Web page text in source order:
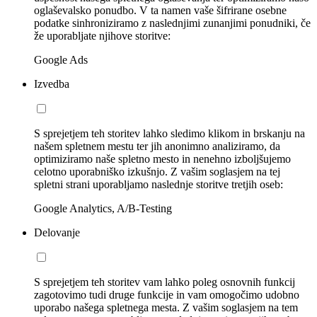
oglaševalsko ponudbo. V ta namen vaše šifrirane osebne
podatke sinhroniziramo z naslednjimi zunanjimi ponudniki, če
že uporabljate njihove storitve:
Google Ads
Izvedba
S sprejetjem teh storitev lahko sledimo klikom in brskanju na
našem spletnem mestu ter jih anonimno analiziramo, da
optimiziramo naše spletno mesto in nenehno izboljšujemo
celotno uporabniško izkušnjo. Z vašim soglasjem na tej
spletni strani uporabljamo naslednje storitve tretjih oseb:
Google Analytics, A/B-Testing
Delovanje
S sprejetjem teh storitev vam lahko poleg osnovnih funkcij
zagotovimo tudi druge funkcije in vam omogočimo udobno
uporabo našega spletnega mesta. Z vašim soglasjem na tem